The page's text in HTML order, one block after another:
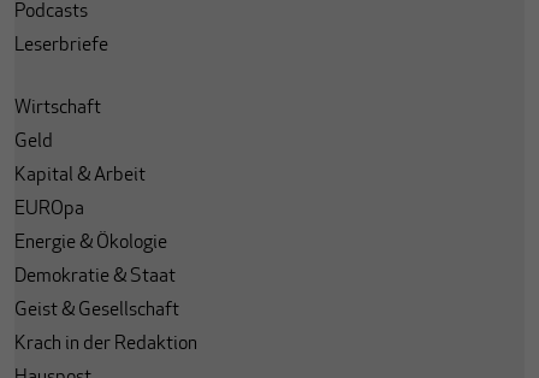
Podcasts
Leserbriefe
Wirtschaft
Geld
Kapital & Arbeit
EUROpa
Energie & Ökologie
Demokratie & Staat
Geist & Gesellschaft
Krach in der Redaktion